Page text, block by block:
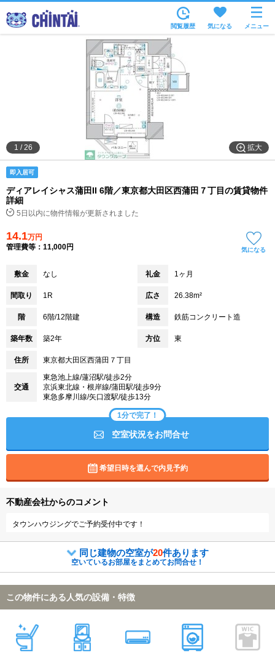
沿線・駅から
住所から
家賃相場から
通勤通学時間から
物件特集から
不動産会社から
閲覧履歴 気になる メニュー
拡大
1 /26
即入居可
ディアレイシャス蒲田II 6階／東京都大田区西蒲田７丁目の賃貸物件
詳細
5日以内に物件情報が更新されました
14.1万円
管理費等：11,000円
気になる
敷金 なし 礼金 1ヶ月
間取り 1R 広さ 26.38m²
階 6階/12階建 構造 鉄筋コンクリート造
築年数 築2年 方位 東
住所 東京都大田区西蒲田７丁目
交通
東急池上線/蓮沼駅/徒歩2分
京浜東北線・根岸線/蒲田駅/徒歩9分
東急多摩川線/矢口渡駅/徒歩13分
1分で完了！
空室状況をお問合せ
希望日時を選んで内見予約
不動産会社からのコメント
タウンハウジングでご予約受付中です！
同じ建物の空室が20件あります
空いているお部屋をまとめてお問合せ！
この物件にある人気の設備・特徴